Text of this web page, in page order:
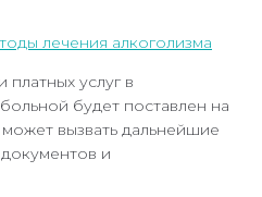
лечения алкоголизма
услуг в
будет поставлен на
вызвать дальнейшие
и